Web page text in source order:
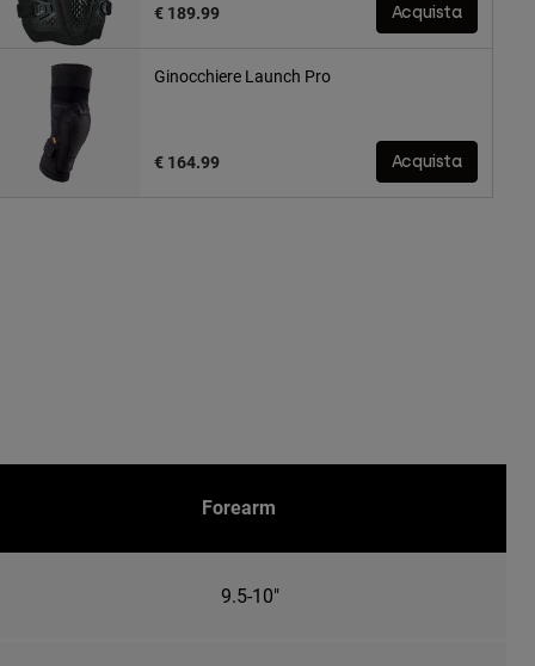
€ 189.99 Acquista
Ginocchiere Launch Pro
€ 164.99 Acquista
Forearm
9.5-10"